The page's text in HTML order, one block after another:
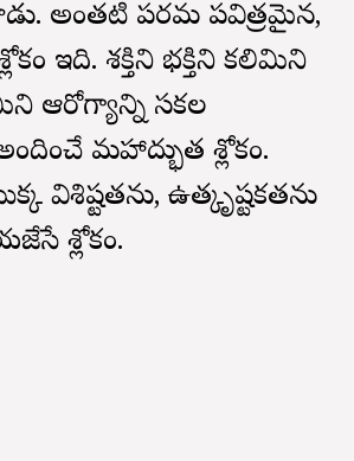
అంతటి పరమ పవిత్రమైన,
ఇది. శక్తిని భక్తిని కలిమిని
ఆరోగ్యాన్ని సకల
మహాద్భుత శ్లోకం.
ఉత్కృష్టకతను
శ్లోకం.